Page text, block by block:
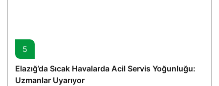
5
Elazığ’da Sıcak Havalarda Acil Servis Yoğunluğu:
Uzmanlar Uyarıyor